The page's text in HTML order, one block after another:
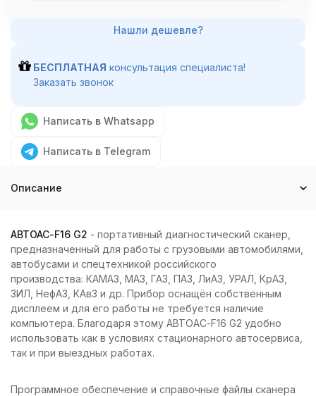
БЕСПЛАТНАЯ консультация специалиста!
Заказать звонок
Написать в Whatsapp
Написать в Telegram
Описание
АВТОАС-F16 G2 - портативный диагностический сканер,
предназначенный для работы с грузовыми автомобилями,
автобусами и спецтехникой российского
производства: КАМАЗ, МАЗ, ГАЗ, ПАЗ, ЛиАЗ, УРАЛ, КрАЗ,
ЗИЛ, НефАЗ, КАвЗ и др. Прибор оснащён собственным
дисплеем и для его работы не требуется наличие
компьютера. Благодаря этому АВТОАС-F16 G2 удобно
использовать как в условиях стационарного автосервиса,
так и при выездных работах.
Программное обеспечение и справочные файлы сканера